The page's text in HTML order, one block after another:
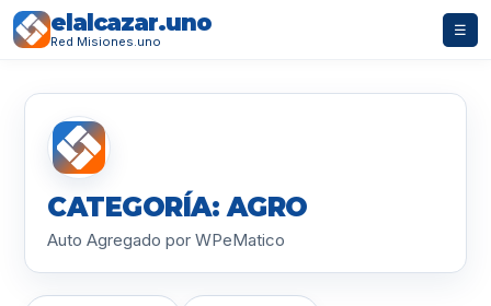
elalcazar.uno
Red Misiones.uno
☰
CATEGORÍA: AGRO
Auto Agregado por WPeMatico